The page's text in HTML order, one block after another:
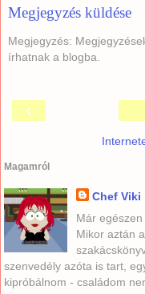
Megjegyzés küldése
Megjegyzés:
írhatnak a blogba.
‹
Magamról
Chef Viki
Már
Mikor aztán
szenvedély azóta is tart,
kipróbálnom - családom